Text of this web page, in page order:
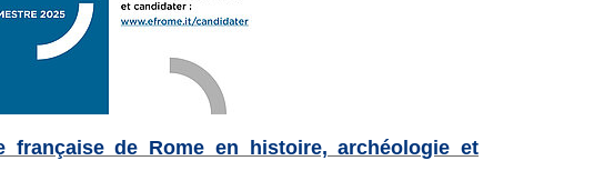
française de Rome en histoire, archéologie et